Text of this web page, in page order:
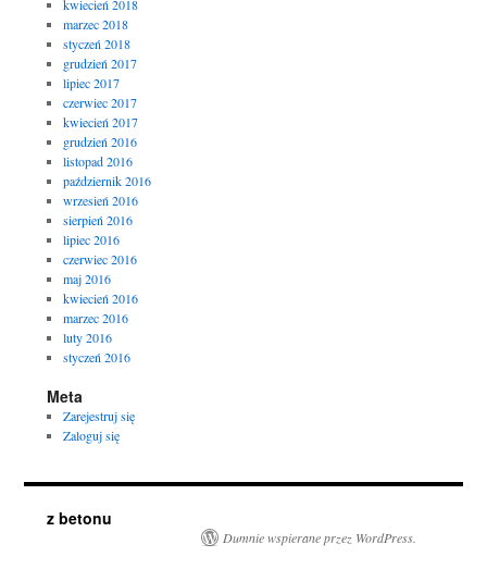
kwiecień 2018
marzec 2018
styczeń 2018
grudzień 2017
lipiec 2017
czerwiec 2017
kwiecień 2017
grudzień 2016
listopad 2016
październik 2016
wrzesień 2016
sierpień 2016
lipiec 2016
czerwiec 2016
maj 2016
kwiecień 2016
marzec 2016
luty 2016
styczeń 2016
Meta
Zarejestruj się
Zaloguj się
z betonu
Dumnie wspierane przez WordPress.